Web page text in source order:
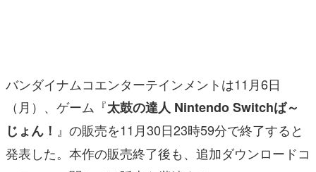
その他
電ファミニコゲーマーとは？
運営：株式会社マレ
バンダイナムコエンターテインメントは11月6日
（月）、ゲーム『太鼓の達人 Nintendo Switchば～
じょん！ 』の販売を11月30日23時59分で終了すると
発表した。本作の販売終了後も、追加ダウンロードコ